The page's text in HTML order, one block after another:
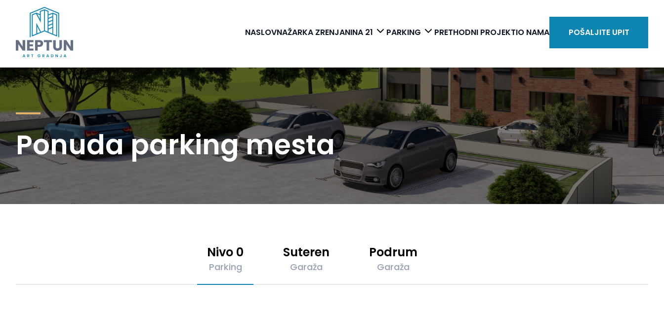
NASLOVNAŽARKA ZRENJANINA 21 PARKING PRETHODNI PROJEKTIO NAMA POŠALJITE UPIT
Ponuda parking mesta
Nivo 0
Parking
Suteren
Garaža
Podrum
Garaža